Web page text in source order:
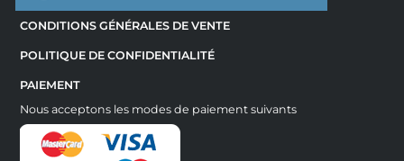
CONDITIONS GÉNÉRALES DE VENTE
POLITIQUE DE CONFIDENTIALITÉ
PAIEMENT
Nous acceptons les modes de paiement suivants